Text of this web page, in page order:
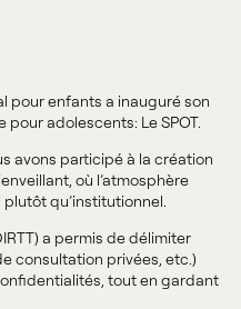
pour enfants a inauguré son
adolescents: Le SPOT.
avons participé à la création
où l’atmosphère
qu’institutionnel.
a permis de délimiter
consultation privées, etc.)
tout en gardant